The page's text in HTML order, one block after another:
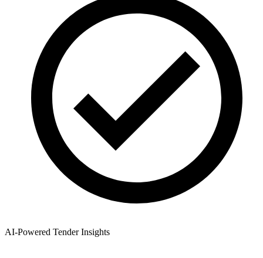
AI-Powered Tender Insights